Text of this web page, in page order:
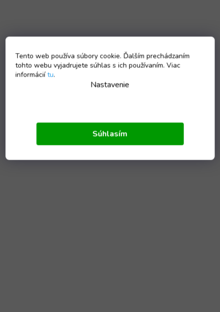
Tento web používa súbory cookie. Ďalším prechádzaním
tohto webu vyjadrujete súhlas s ich používaním. Viac
informáciítu.
Nastavenie
Súhlasím